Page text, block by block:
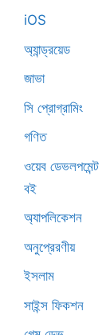
iOS
অ্যান্ড্রয়েড
জাভা
সি প্রোগ্রামিং
গণিত
ওয়েব ডেভলপমেন্ট
বই
অ্যাপলিকেশন
অনুপ্রেরণীয়
ইসলাম
সাইন্স ফিকশন